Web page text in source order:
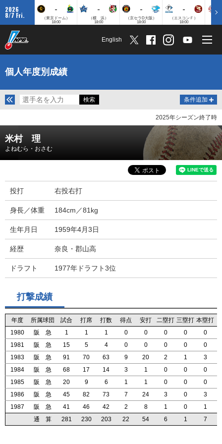
2026
8/7 Fri.
-
（東京ドーム）
18:00
-
（横 浜）
18:00
-
（京セラD大阪）
18:00
-
（エスコンＦ）
18:00
English
個人年度別成績
条件追加
2025年シーズン終了時
米村 理
よねむら・おさむ
投打 右投右打
身長／体重 184cm／81kg
生年月日 1959年4月3日
経歴 奈良・郡山高
ドラフト 1977年ドラフト3位
打撃成績
年度 所属球団 試合 打席 打数 得点 安打 二塁打 三塁打 本塁打
1980
阪 急 1 1 1 0 0 0 0
0
1981
阪 急 15 5 4 0 0 0 0
0
1983
阪 急 91 70 63 9 20 2 1 3
1984
阪 急 68 17 14 3 1 0 0
0
1985
阪 急 20 9 6 1 1 0 0
0
1986
阪 急 45 82 73 7 24 3 0 3
1987
阪 急 41 46 42 2 8 1 0 1
通 算
281 230 203 22 54 6 1 7
年度 所属球団 試合 打席 打数 得点 安打 二塁打 三塁打 本塁打
1980
阪 急 1 1 1 0 0 0 0
0
1981
阪 急 15 5 4 0 0 0 0
0
1983
阪 急 91 70 63 9 20 2 1 3
1984
阪 急 68 17 14 3 1 0 0
0
1985
阪 急 20 9 6 1 1 0 0
0
1986
阪 急 45 82 73 7 24 3 0 3
1987
阪 急 41 46 42 2 8 1 0 1
通 算
281 230 203 22 54 6 1 7
年度 所属球団 試合 打席 打数 得点 安打 二塁打 三塁打 本塁打
1980
阪 急 1 1 1 0 0 0 0
0
1981
阪 急 15 5 4 0 0 0 0
0
1983
阪 急 91 70 63 9 20 2 1 3
1984
阪 急 68 17 14 3 1 0 0
0
1985
阪 急 20 9 6 1 1 0 0
0
1986
阪 急 45 82 73 7 24 3 0 3
1987
阪 急 41 46 42 2 8 1 0 1
通 算
281 230 203 22 54 6 1 7
年度 所属球団 試合 打席 打数 得点 安打 二塁打 三塁打 本塁打
1980
阪 急 1 1 1 0 0 0 0
0
1981
阪 急 15 5 4 0 0 0 0
0
1983
阪 急 91 70 63 9 20 2 1 3
1984
阪 急 68 17 14 3 1 0 0
0
1985
阪 急 20 9 6 1 1 0 0
0
1986
阪 急 45 82 73 7 24 3 0 3
1987
阪 急 41 46 42 2 8 1 0 1
通 算
281 230 203 22 54 6 1 7